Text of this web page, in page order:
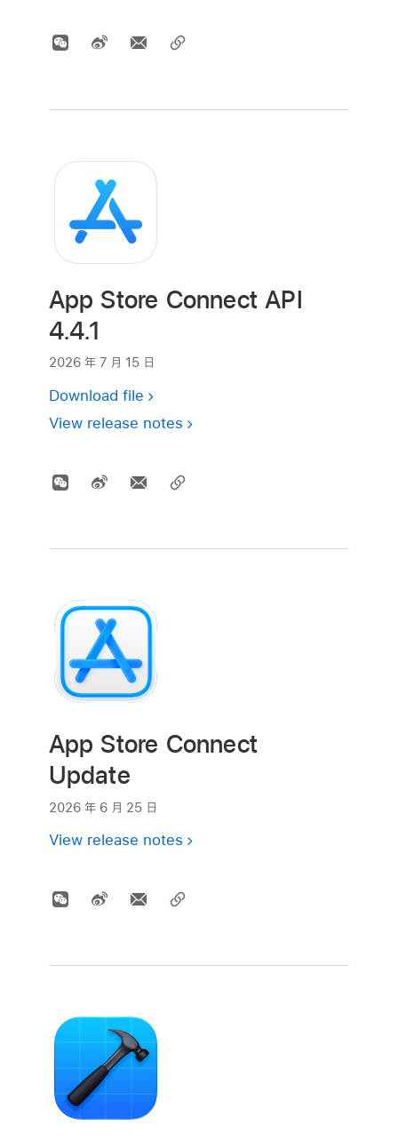
App Store Connect API
4.4.1
2026 年 7 月 15 日
Download file
View release notes
App Store Connect
Update
2026 年 6 月 25 日
View release notes